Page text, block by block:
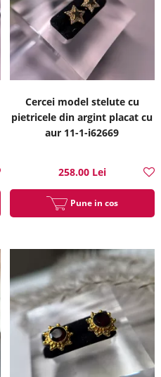
Cercei model stelute cu
pietricele din argint placat cu
aur 11-1-i62669
258.00 Lei
Pune in cos